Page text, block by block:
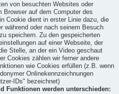
von besuchten Websites oder
Browser auf dem Computer des
Cookie dient in erster Linie dazu, die
während oder nach seinem Besuch
speichern. Zu den gespeicherten
auf einer Webseite, der
Stelle, an der ein Video geschaut
Cookies zählen wir ferner andere
wie Cookies erfüllen (z.B. wenn
Onlinekennzeichnungen
IDs" bezeichnet)
Funktionen werden unterschieden: